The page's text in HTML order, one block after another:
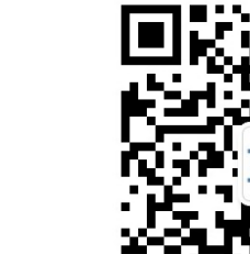
坡省完善口岸基础设施、
经济发展，强化老挝作为